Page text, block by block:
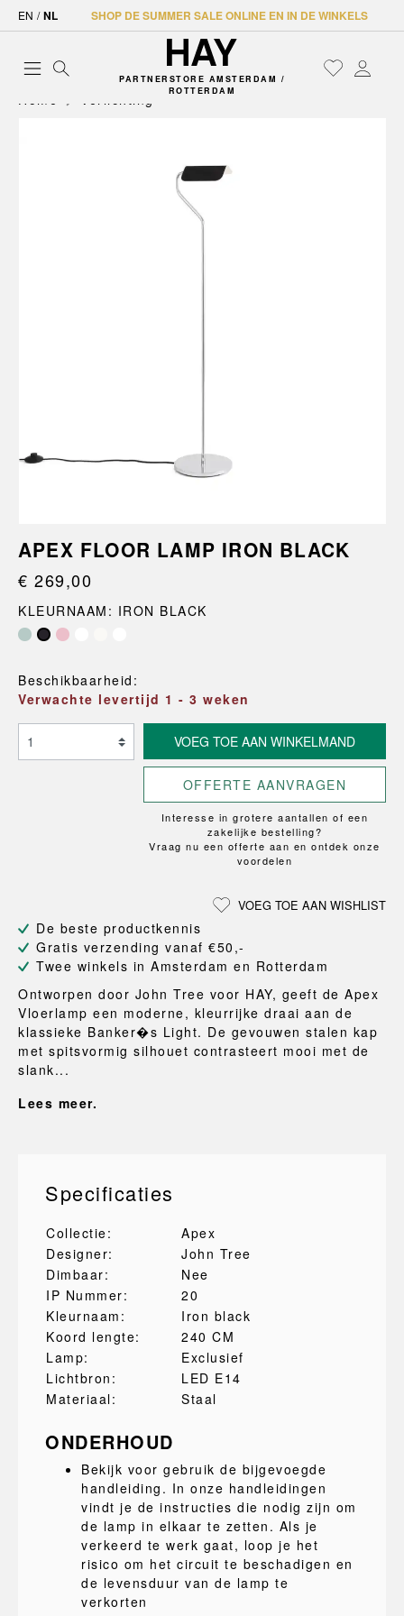
EN / NL SHOP DE SUMMER SALE ONLINE EN IN DE WINKELS
PARTNERSTORE AMSTERDAM /
ROTTERDAM
Home Verlichting
APEX FLOOR LAMP IRON BLACK
€ 269,00
KLEURNAAM: IRON BLACK
Beschikbaarheid:
Verwachte levertijd 1 - 3 weken
VOEG TOE AAN WINKELMAND
OFFERTE AANVRAGEN
Interesse in grotere aantallen of een
zakelijke bestelling?
Vraag nu een offerte aan en ontdek onze
voordelen
VOEG TOE AAN WISHLIST
De beste productkennis
Gratis verzending vanaf €50,-
Twee winkels in Amsterdam en Rotterdam
Ontworpen door John Tree voor HAY, geeft de Apex
Vloerlamp een moderne, kleurrijke draai aan de
klassieke Banker�s Light. De gevouwen stalen kap
met spitsvormig silhouet contrasteert mooi met de
slank...
Lees meer.
Specificaties
Collectie:
Apex
Designer:
John Tree
Dimbaar:
Nee
IP Nummer:
20
Kleurnaam:
Iron black
Koord lengte:
240 CM
Lamp:
Exclusief
Lichtbron:
LED E14
Materiaal:
Staal
ONDERHOUD
Bekijk voor gebruik de bijgevoegde
handleiding. In onze handleidingen
vindt je de instructies die nodig zijn om
de lamp in elkaar te zetten. Als je
verkeerd te werk gaat, loop je het
risico om het circuit te beschadigen en
de levensduur van de lamp te
verkorten